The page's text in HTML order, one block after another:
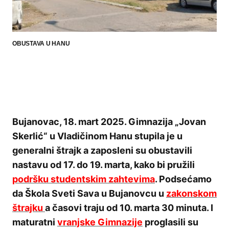
OBUSTAVA U HANU
Bujanovac, 18. mart 2025. Gimnazija „Jovan
Skerlić“ u Vladičinom Hanu stupila je u
generalni štrajk a zaposleni su obustavili
nastavu od 17. do 19. marta, kako bi pružili
podršku studentskim zahtevima. Podsećamo
da Škola Sveti Sava u Bujanovcu u zakonskom
štrajku a časovi traju od 10. marta 30 minuta. I
maturatni vranjske Gimnazije proglasili su